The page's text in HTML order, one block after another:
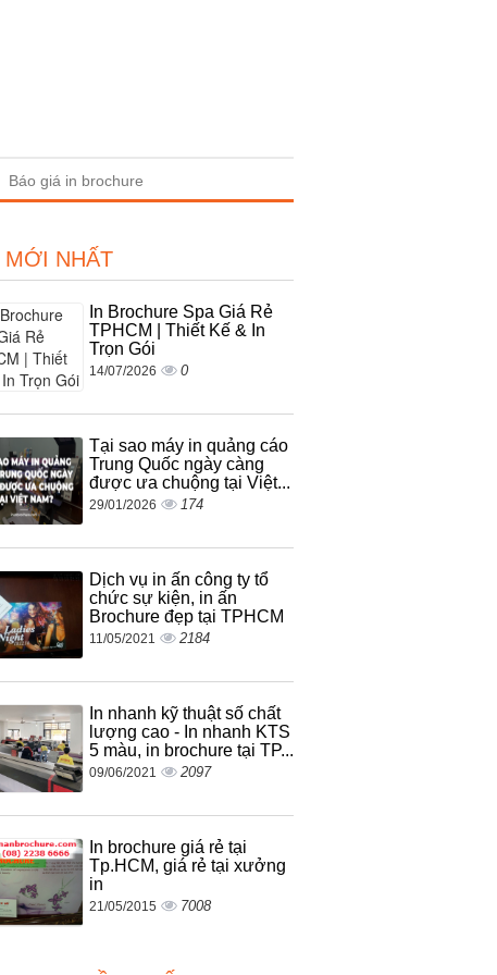
Báo giá in brochure
MỚI NHẤT
In Brochure Spa Giá Rẻ
TPHCM | Thiết Kế & In
Trọn Gói
14/07/2026 0
Tại sao máy in quảng cáo
Trung Quốc ngày càng
được ưa chuộng tại Việt...
29/01/2026 174
Dịch vụ in ấn công ty tổ
chức sự kiện, in ấn
Brochure đẹp tại TPHCM
11/05/2021 2184
In nhanh kỹ thuật số chất
lượng cao - In nhanh KTS
5 màu, in brochure tại TP...
09/06/2021 2097
In brochure giá rẻ tại
Tp.HCM, giá rẻ tại xưởng
in
21/05/2015 7008